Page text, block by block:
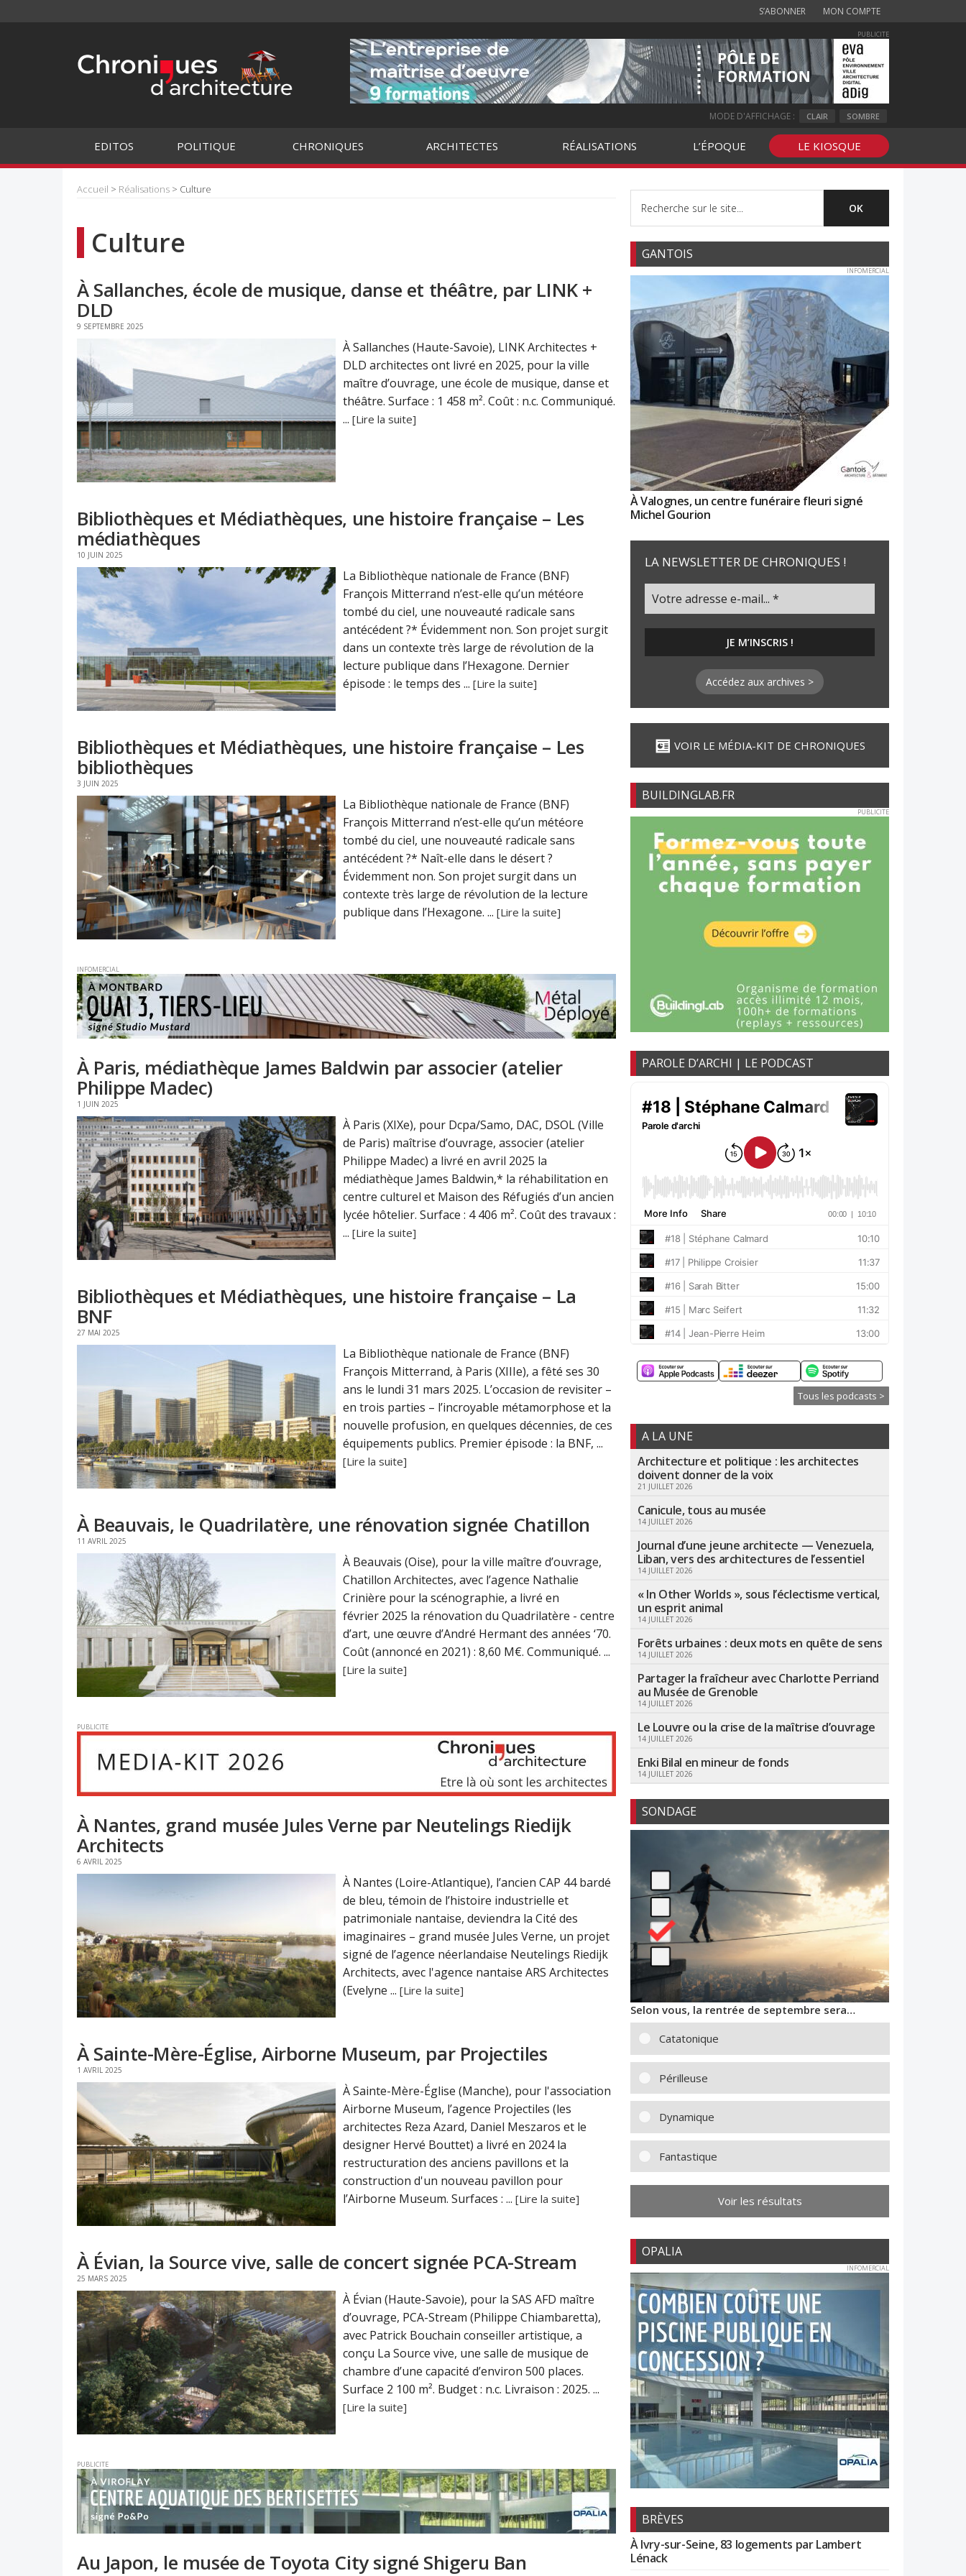
S’ABONNER MON COMPTE
PUBLICITE
MODE D'AFFICHAGE : CLAIR SOMBRE
EDITOS POLITIQUE CHRONIQUES ARCHITECTES RÉALISATIONS L’ÉPOQUE LE KIOSQUE
Accueil > Réalisations > Culture
Culture
À Sallanches, école de musique, danse et théâtre, par LINK +
DLD
9 SEPTEMBRE 2025
À Sallanches (Haute-Savoie), LINK Architectes +
DLD architectes ont livré en 2025, pour la ville
maître d’ouvrage, une école de musique, danse et
théâtre. Surface : 1 458 m². Coût : n.c. Communiqué.
... [Lire la suite]
Bibliothèques et Médiathèques, une histoire française – Les
médiathèques
10 JUIN 2025
La Bibliothèque nationale de France (BNF)
François Mitterrand n’est-elle qu’un météore
tombé du ciel, une nouveauté radicale sans
antécédent ?* Évidemment non. Son projet surgit
dans un contexte très large de révolution de la
lecture publique dans l’Hexagone. Dernier
épisode : le temps des ... [Lire la suite]
Bibliothèques et Médiathèques, une histoire française – Les
bibliothèques
3 JUIN 2025
La Bibliothèque nationale de France (BNF)
François Mitterrand n’est-elle qu’un météore
tombé du ciel, une nouveauté radicale sans
antécédent ?* Naît-elle dans le désert ?
Évidemment non. Son projet surgit dans un
contexte très large de révolution de la lecture
publique dans l’Hexagone. ... [Lire la suite]
INFOMERCIAL
À Paris, médiathèque James Baldwin par associer (atelier
Philippe Madec)
1 JUIN 2025
À Paris (XIXe), pour Dcpa/Samo, DAC, DSOL (Ville
de Paris) maîtrise d’ouvrage, associer (atelier
Philippe Madec) a livré en avril 2025 la
médiathèque James Baldwin,* la réhabilitation en
centre culturel et Maison des Réfugiés d’un ancien
lycée hôtelier. Surface : 4 406 m². Coût des travaux :
... [Lire la suite]
Bibliothèques et Médiathèques, une histoire française – La
BNF
27 MAI 2025
La Bibliothèque nationale de France (BNF)
François Mitterrand, à Paris (XIIIe), a fêté ses 30
ans le lundi 31 mars 2025. L’occasion de revisiter –
en trois parties – l’incroyable métamorphose et la
nouvelle profusion, en quelques décennies, de ces
équipements publics. Premier épisode : la BNF, ...
[Lire la suite]
À Beauvais, le Quadrilatère, une rénovation signée Chatillon
11 AVRIL 2025
À Beauvais (Oise), pour la ville maître d’ouvrage,
Chatillon Architectes, avec l’agence Nathalie
Crinière pour la scénographie, a livré en
février 2025 la rénovation du Quadrilatère - centre
d’art, une œuvre d’André Hermant des années ‘70.
Coût (annoncé en 2021) : 8,60 M€. Communiqué. ...
[Lire la suite]
PUBLICITE
À Nantes, grand musée Jules Verne par Neutelings Riedijk
Architects
6 AVRIL 2025
À Nantes (Loire-Atlantique), l’ancien CAP 44 bardé
de bleu, témoin de l’histoire industrielle et
patrimoniale nantaise, deviendra la Cité des
imaginaires – grand musée Jules Verne, un projet
signé de l’agence néerlandaise Neutelings Riedijk
Architects, avec l'agence nantaise ARS Architectes
(Evelyne ... [Lire la suite]
À Sainte-Mère-Église, Airborne Museum, par Projectiles
1 AVRIL 2025
À Sainte-Mère-Église (Manche), pour l'association
Airborne Museum, l’agence Projectiles (les
architectes Reza Azard, Daniel Meszaros et le
designer Hervé Bouttet) a livré en 2024 la
restructuration des anciens pavillons et la
construction d'un nouveau pavillon pour
l’Airborne Museum. Surfaces : ... [Lire la suite]
À Évian, la Source vive, salle de concert signée PCA-Stream
25 MARS 2025
À Évian (Haute-Savoie), pour la SAS AFD maître
d’ouvrage, PCA-Stream (Philippe Chiambaretta),
avec Patrick Bouchain conseiller artistique, a
conçu La Source vive, une salle de musique de
chambre d’une capacité d’environ 500 places.
Surface 2 100 m². Budget : n.c. Livraison : 2025. ...
[Lire la suite]
PUBLICITE
Au Japon, le musée de Toyota City signé Shigeru Ban
GANTOIS
INFOMERCIAL
À Valognes, un centre funéraire fleuri signé
Michel Gourion
LA NEWSLETTER DE CHRONIQUES !
Accédez aux archives >
VOIR LE MÉDIA-KIT DE CHRONIQUES
BUILDINGLAB.FR
PUBLICITE
PAROLE D’ARCHI | LE PODCAST
Tous les podcasts >
A LA UNE
Architecture et politique : les architectes
doivent donner de la voix
21 JUILLET 2026
Canicule, tous au musée
14 JUILLET 2026
Journal d’une jeune architecte — Venezuela,
Liban, vers des architectures de l’essentiel
14 JUILLET 2026
« In Other Worlds », sous l’éclectisme vertical,
un esprit animal
14 JUILLET 2026
Forêts urbaines : deux mots en quête de sens
14 JUILLET 2026
Partager la fraîcheur avec Charlotte Perriand
au Musée de Grenoble
14 JUILLET 2026
Le Louvre ou la crise de la maîtrise d’ouvrage
14 JUILLET 2026
Enki Bilal en mineur de fonds
14 JUILLET 2026
SONDAGE
Selon vous, la rentrée de septembre sera…
Catatonique
Périlleuse
Dynamique
Fantastique
Voir les résultats
OPALIA
INFOMERCIAL
BRÈVES
À Ivry-sur-Seine, 83 logements par Lambert
Lénack